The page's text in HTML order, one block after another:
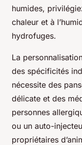
humides,
chaleur et à
hydrofuges.
La
des spécificités
nécessite des
délicate et des
personnes
ou un auto-
propriétaires